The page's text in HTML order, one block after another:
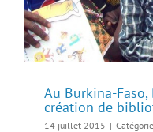
Au Burkina-
création de
14 juillet 2015 |